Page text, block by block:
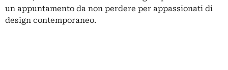
un appuntamento da non perdere per appassionati di
design contemporaneo.